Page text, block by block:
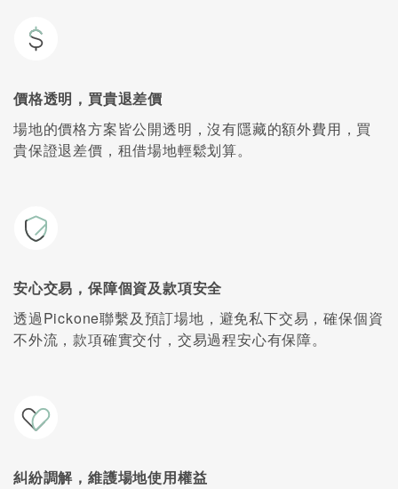
價格透明，買貴退差價
場地的價格方案皆公開透明，沒有隱藏的額外費用，買
貴保證退差價，租借場地輕鬆划算。
安心交易，保障個資及款項安全
透過Pickone聯繫及預訂場地，避免私下交易，確保個資
不外流，款項確實交付，交易過程安心有保障。
糾紛調解，維護場地使用權益